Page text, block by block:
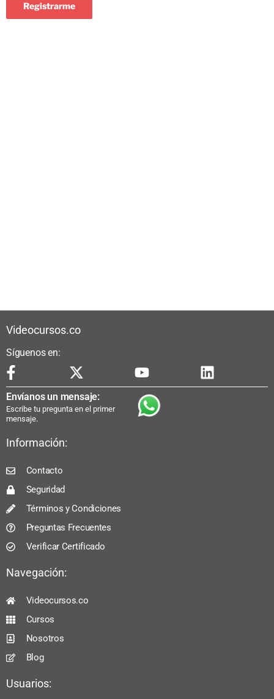
Registrarme
Videocursos.co
Síguenos en:
Envíanos un mensaje:
Escribe tu pregunta en el primer
mensaje.
Información:
Contacto
Seguridad
Términos y Condiciones
Preguntas Frecuentes
Verificar Certificado
Navegación:
Videocursos.co
Cursos
Nosotros
Blog
Usuarios: